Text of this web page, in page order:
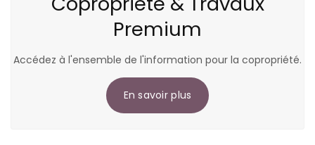
Premium
Accédez à l'ensemble de l'information pour la copropriété.
En savoir plus